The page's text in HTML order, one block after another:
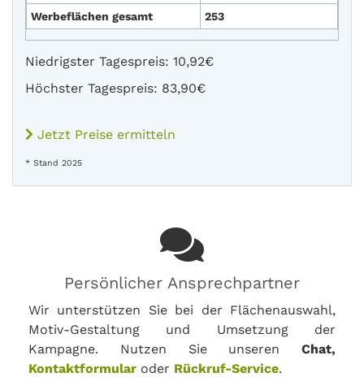
Werbeflächen gesamt
253
Niedrigster Tagespreis: 10,92€
Höchster Tagespreis: 83,90€
Jetzt Preise ermitteln
* Stand 2025
Persönlicher Ansprechpartner
Wir unterstützen Sie bei der Flächenauswahl,
Motiv-Gestaltung und Umsetzung der
Kampagne. Nutzen Sie unseren Chat,
Kontaktformular oder Rückruf-Service.